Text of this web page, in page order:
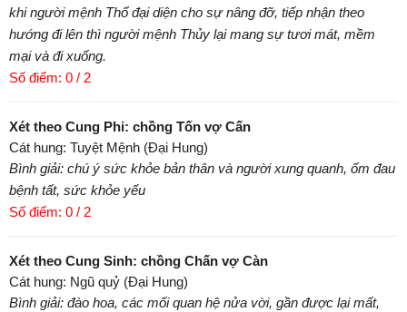
khi người mệnh Thổ đại diện cho sự nâng đỡ, tiếp nhận theo
hướng đi lên thì người mệnh Thủy lại mang sự tươi mát, mềm
mại và đi xuống.
Số điểm: 0 / 2
Xét theo Cung Phi: chồng Tốn vợ Cấn
Cát hung: Tuyệt Mệnh (Đại Hung)
Bình giải: chú ý sức khỏe bản thân và người xung quanh, ốm đau
bệnh tất, sức khỏe yếu
Số điểm: 0 / 2
Xét theo Cung Sinh: chồng Chấn vợ Càn
Cát hung: Ngũ quỷ (Đại Hung)
Bình giải: đào hoa, các mối quan hệ nửa vời, gần được lại mất,